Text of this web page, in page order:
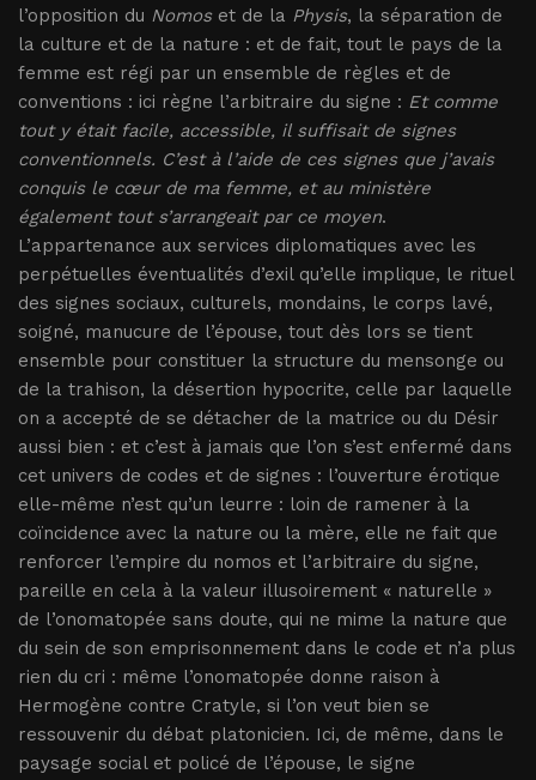
l’opposition du Nomoset de la Physis, la séparation de
la culture et de la nature : et de fait, tout le pays de la
femme est régi par un ensemble de règles et de
conventions : ici règne l’arbitraire du signe : Et comme
tout y était facile, accessible, il suffisait de signes
conventionnels. C’est à l’aide de ces signes que j’avais
conquis le cœur de ma femme, et au ministère
également tout s’arrangeait par ce moyen.
L’appartenance aux services diplomatiques avec les
perpétuelles éventualités d’exil qu’elle implique, le rituel
des signes sociaux, culturels, mondains, le corps lavé,
soigné, manucure de l’épouse, tout dès lors se tient
ensemble pour constituer la structure du mensonge ou
de la trahison, la désertion hypocrite, celle par laquelle
on a accepté de se détacher de la matrice ou du Désir
aussi bien : et c’est à jamais que l’on s’est enfermé dans
cet univers de codes et de signes : l’ouverture érotique
elle-même n’est qu’un leurre : loin de ramener à la
coïncidence avec la nature ou la mère, elle ne fait que
renforcer l’empire du nomos et l’arbitraire du signe,
pareille en cela à la valeur illusoirement « naturelle »
de l’onomatopée sans doute, qui ne mime la nature que
du sein de son emprisonnement dans le code et n’a plus
rien du cri : même l’onomatopée donne raison à
Hermogène contre Cratyle, si l’on veut bien se
ressouvenir du débat platonicien. Ici, de même, dans le
paysage social et policé de l’épouse, le signe